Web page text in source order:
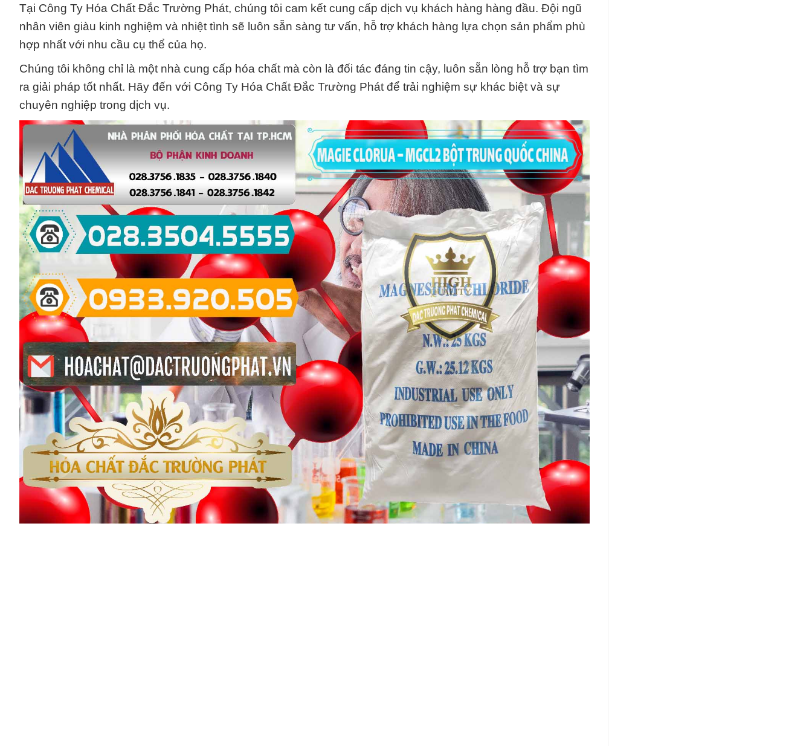
Tại Công Ty Hóa Chất Đắc Trường Phát, chúng tôi cam kết cung cấp dịch vụ khách hàng hàng đầu. Đội ngũ
nhân viên giàu kinh nghiệm và nhiệt tình sẽ luôn sẵn sàng tư vấn, hỗ trợ khách hàng lựa chọn sản phẩm phù
hợp nhất với nhu cầu cụ thể của họ.
Chúng tôi không chỉ là một nhà cung cấp hóa chất mà còn là đối tác đáng tin cậy, luôn sẵn lòng hỗ trợ bạn tìm
ra giải pháp tốt nhất. Hãy đến với Công Ty Hóa Chất Đắc Trường Phát để trải nghiệm sự khác biệt và sự
chuyên nghiệp trong dịch vụ.